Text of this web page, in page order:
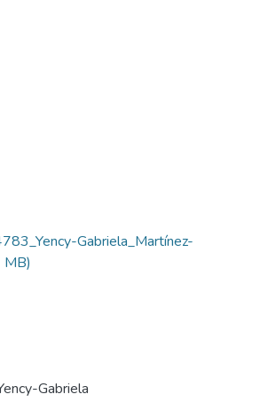
Gabriela_Martínez-
Gabriela